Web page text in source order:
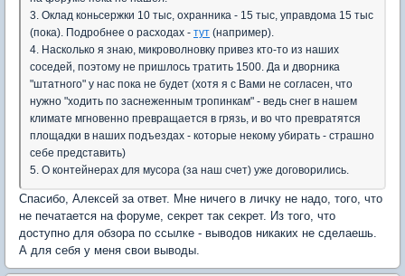
3. Оклад коньсержки 10 тыс, охранника - 15 тыс, управдома 15 тыс
(пока). Подробнее о расходах - тут (например).
4. Насколько я знаю, микроволновку привез кто-то из наших
соседей, поэтому не пришлось тратить 1500. Да и дворника
"штатного" у нас пока не будет (хотя я с Вами не согласен, что
нужно "ходить по заснеженным тропинкам" - ведь снег в нашем
климате мгновенно превращается в грязь, и во что превратятся
площадки в наших подъездах - которые некому убирать - страшно
себе представить)
5. О контейнерах для мусора (за наш счет) уже договорились.
Спасибо, Алексей за ответ. Мне ничего в личку не надо, того, что
не печатается на форуме, секрет так секрет. Из того, что
доступно для обзора по ссылке - выводов никаких не сделаешь.
А для себя у меня свои выводы.